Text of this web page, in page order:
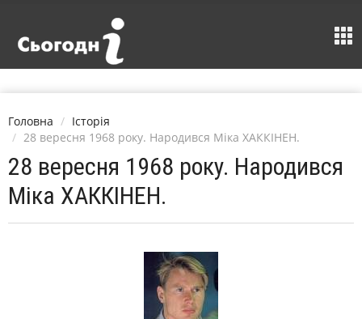
Головна
Історія
28 вересня 1968 року. Народився Міка ХАККІНЕН.
28 вересня 1968 року. Народився
Міка ХАККІНЕН.